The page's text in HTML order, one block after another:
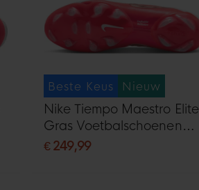
Beste Keus Nieuw
Nike Tiempo Maestro Elite
Gras Voetbalschoenen
(FG) Wit Felrood Goud
€ 249,99